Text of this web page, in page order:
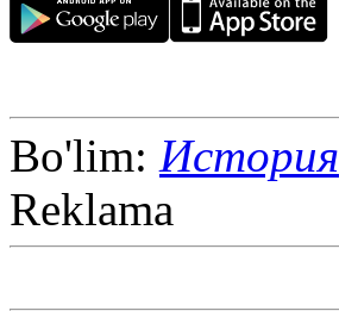
Bo'lim: История
Reklama